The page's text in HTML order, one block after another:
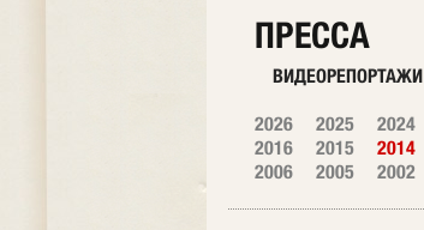
ПРЕССА
ВИДЕОРЕПОРТАЖИ
2026 2025 2024
2016
2015 2014
2006
2005 2002